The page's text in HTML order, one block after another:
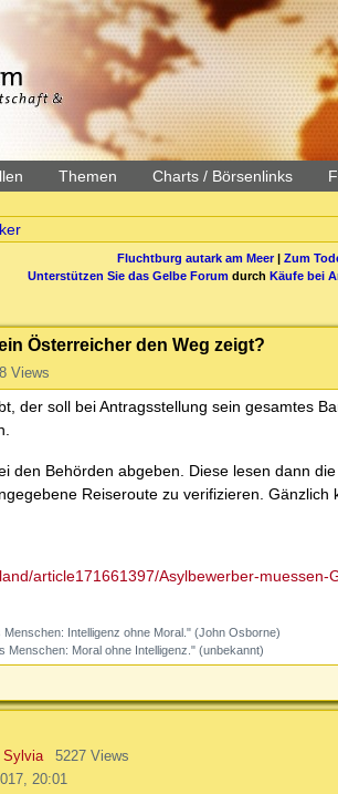
Themen Charts / Börsenlinks
Fluchtburg autark am Meer| Zum
Unterstützen Sie das Gelbe Forum durch Käufe bei
Österreicher den Weg zeigt?
Views
der soll bei Antragsstellung sein gesamtes
den Behörden abgeben. Diese lesen dann
Reiseroute zu verifizieren.
article171661397/Asylbewerber-muessen-
Intelligenz ohne Moral." (John Osborne)
Moral ohne Intelligenz." (unbekannt)
Sylvia
5227 Views
20:01